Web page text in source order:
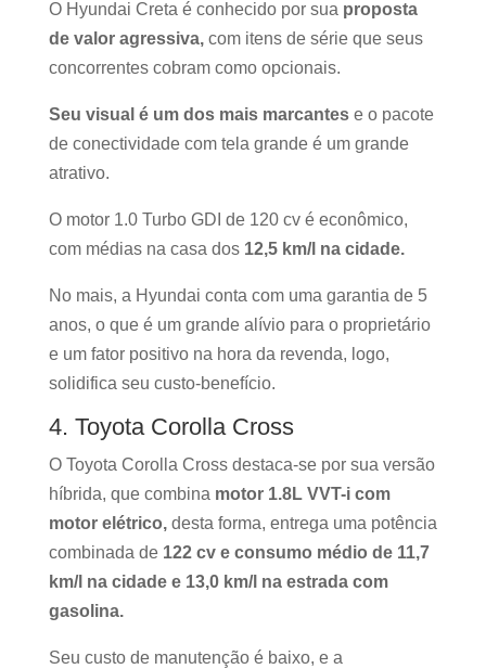
O Hyundai Creta é conhecido por sua proposta
de valor agressiva, com itens de série que seus
concorrentes cobram como opcionais.
Seu visual é um dos mais marcantes e o pacote
de conectividade com tela grande é um grande
atrativo.
O motor 1.0 Turbo GDI de 120 cv é econômico,
com médias na casa dos 12,5 km/l na cidade.
No mais, a Hyundai conta com uma garantia de 5
anos, o que é um grande alívio para o proprietário
e um fator positivo na hora da revenda, logo,
solidifica seu custo-benefício.
4. Toyota Corolla Cross
O Toyota Corolla Cross destaca-se por sua versão
híbrida, que combina motor 1.8L VVT-i com
motor elétrico,desta forma, entrega uma potência
combinada de 122 cv e consumo médio de 11,7
km/l na cidade e 13,0 km/l na estrada com
gasolina.
Seu custo de manutenção é baixo, e a